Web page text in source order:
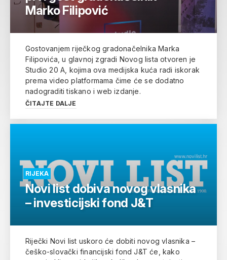
Marko Filipović
Gostovanjem riječkog gradonačelnika Marka
Filipovića, u glavnoj zgradi Novog lista otvoren je
Studio 20 A, kojima ova medijska kuća radi iskorak
prema video platformama čime će se dodatno
nadograditi tiskano i web izdanje.
ČITAJTE DALJE
RIJEKA
Novi list dobiva novog vlasnika
– investicijski fond J&T
Riječki Novi list uskoro će dobiti novog vlasnika –
češko-slovački financijski fond J&T će, kako